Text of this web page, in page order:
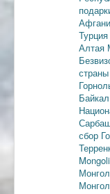
Турция
Алтая
страны
Байкал
сбор